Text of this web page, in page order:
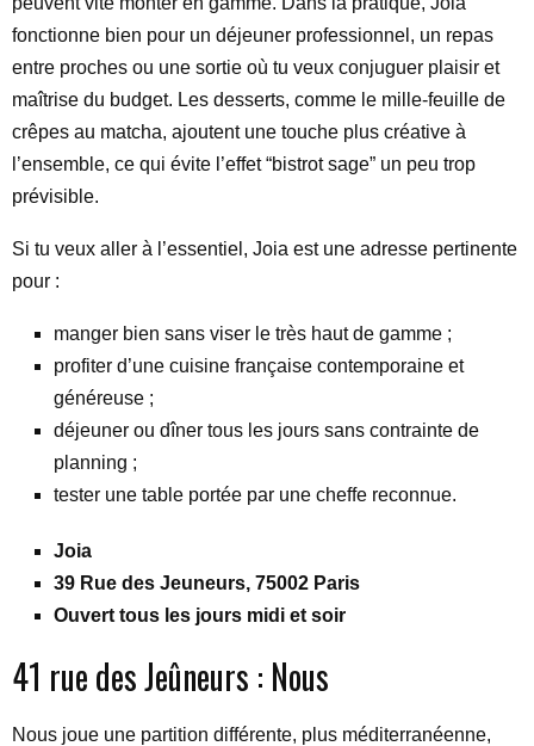
fonctionne bien pour un déjeuner professionnel, un repas
entre proches ou une sortie où tu veux conjuguer plaisir et
maîtrise du budget. Les desserts, comme le mille-feuille de
crêpes au matcha, ajoutent une touche plus créative à
l’ensemble, ce qui évite l’effet “bistrot sage” un peu trop
prévisible.
Si tu veux aller à l’essentiel, Joia est une adresse pertinente
pour :
manger bien sans viser le très haut de gamme ;
profiter d’une cuisine française contemporaine et
généreuse ;
déjeuner ou dîner tous les jours sans contrainte de
planning ;
tester une table portée par une cheffe reconnue.
Joia
39 Rue des Jeuneurs, 75002 Paris
Ouvert tous les jours midi et soir
41 rue des Jeûneurs : Nous
Nous joue une partition différente, plus méditerranéenne,